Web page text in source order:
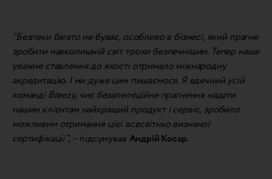
“Безпеки багато не буває, особливо в бізнесі, який прагне
зробити навколишній світ трохи безпечнішим. Тепер наше
уважне ставлення до якості отримало міжнародну
акредитацію. І ми дуже цим пишаємося. Я вдячний усій
команді Breezy, чиє безапеляційне прагнення надати
нашим клієнтам найкращий продукт і сервіс, зробило
можливим отримання цієї всесвітньо визнаної
сертифікації”, – підсумував Андрій Косар.